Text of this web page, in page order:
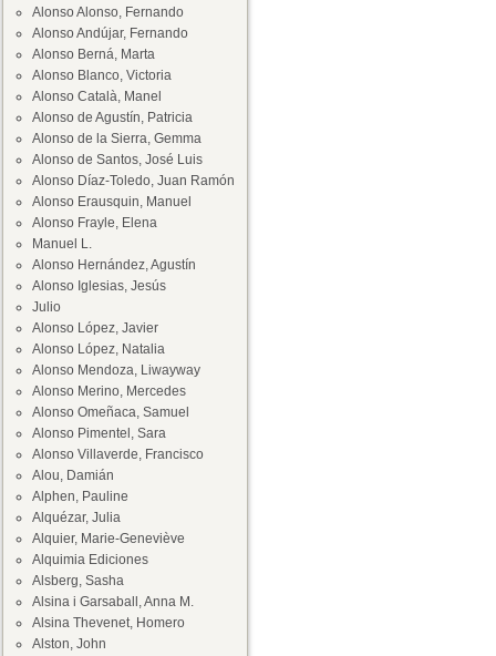
Alonso Alonso, Fernando
Alonso Andújar, Fernando
Alonso Berná, Marta
Alonso Blanco, Victoria
Alonso Català, Manel
Alonso de Agustín, Patricia
Alonso de la Sierra, Gemma
Alonso de Santos, José Luis
Alonso Díaz-Toledo, Juan Ramón
Alonso Erausquin, Manuel
Alonso Frayle, Elena
Manuel L.
Alonso Hernández, Agustín
Alonso Iglesias, Jesús
Julio
Alonso López, Javier
Alonso López, Natalia
Alonso Mendoza, Liwayway
Alonso Merino, Mercedes
Alonso Omeñaca, Samuel
Alonso Pimentel, Sara
Alonso Villaverde, Francisco
Alou, Damián
Alphen, Pauline
Alquézar, Julia
Alquier, Marie-Geneviève
Alquimia Ediciones
Alsberg, Sasha
Alsina i Garsaball, Anna M.
Alsina Thevenet, Homero
Alston, John